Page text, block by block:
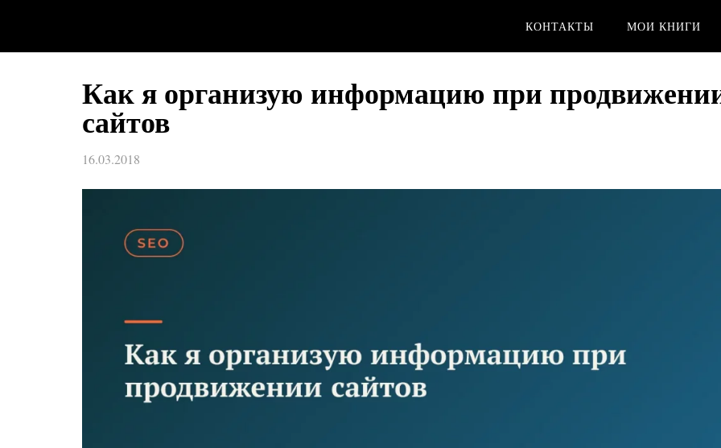
КОНТАКТЫ МОИ КНИГИ
Как я организую информацию при
сайтов
16.03.2018